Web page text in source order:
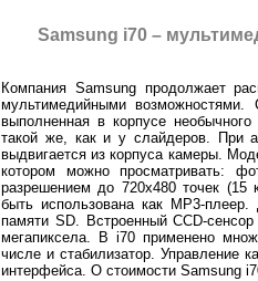
Samsung i70 –
Компания Samsung продолжает
мультимедийными
выполненная в корпусе
такой же, как и у слайдеров. При
выдвигается из корпуса камеры.
котором можно просматривать:
разрешением до 720х480 точек
быть использована как MP3-
памяти SD. Встроенный CCD-
мегапиксела. В i70 применено
числе и стабилизатор. Управление
интерфейса. О стоимости Samsung